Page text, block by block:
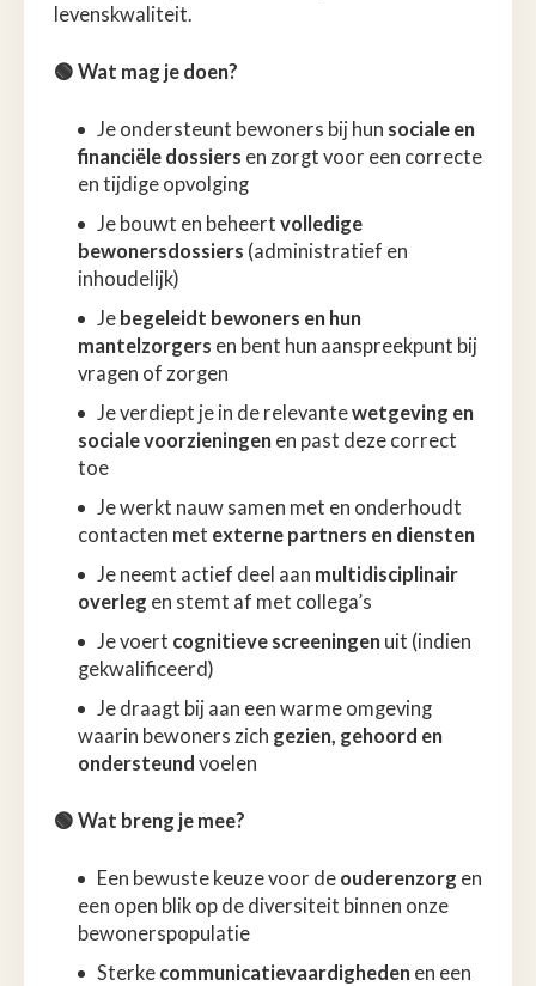
levenskwaliteit.
🟢 Wat mag je doen?
Je ondersteunt bewoners bij hun sociale en
financiële dossiers en zorgt voor een correcte
en tijdige opvolging
Je bouwt en beheert volledige
bewonersdossiers (administratief en
inhoudelijk)
Je begeleidt bewoners en hun
mantelzorgers en bent hun aanspreekpunt bij
vragen of zorgen
Je verdiept je in de relevantewetgeving en
sociale voorzieningen en past deze correct
toe
Je werkt nauw samen met en onderhoudt
contacten met externe partners en diensten
Je neemt actief deel aan multidisciplinair
overleg en stemt af met collega’s
Je voert cognitieve screeningen uit (indien
gekwalificeerd)
Je draagt bij aan een warme omgeving
waarin bewoners zich gezien, gehoord en
ondersteund voelen
🟢 Wat breng je mee?
Een bewuste keuze voor de ouderenzorg en
een open blik op de diversiteit binnen onze
bewonerspopulatie
Sterke communicatievaardigheden en een